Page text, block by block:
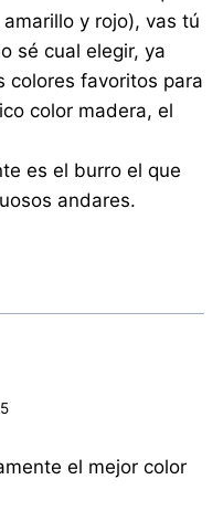
y rojo), vas tú
sé cual elegir, ya
colores favoritos para
color madera, el
es el burro el que
andares.
el mejor color